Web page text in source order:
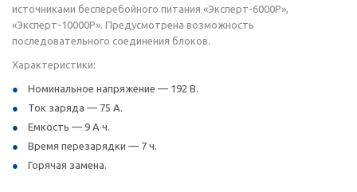
источниками бесперебойного питания «Эксперт-6000Р»,
«Эксперт-10000Р». Предусмотрена возможность
последовательного соединения блоков.
Характеристики:
Номинальное напряжение — 192 В.
Ток заряда — 75 А.
Емкость — 9 А·ч.
Время перезарядки — 7 ч.
Горячая замена.